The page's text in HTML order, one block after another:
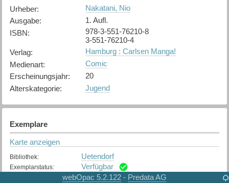
Urheber:
Nakatani, Nio
Ausgabe:
1. Aufl.
ISBN:
978-3-551-76210-8
3-551-76210-4
Verlag:
Hamburg : Carlsen Manga!
Medienart:
Comic
Erscheinungsjahr:
20
Alterskategorie: Jugend
Exemplare
Karte anzeigen
Bibliothek: Uetendorf
Exemplarstatus:
Verfügbar
webOpac 5.2.122 - Predata AG